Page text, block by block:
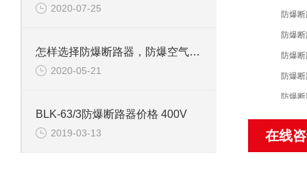
2020-07-25
怎样选择防爆断路器，防爆空气开关？
2020-05-21
BLK-63/3防爆断路器价格 400V
2019-03-13
防爆
防爆
防爆
防爆
防爆
防爆断
防爆断
在线